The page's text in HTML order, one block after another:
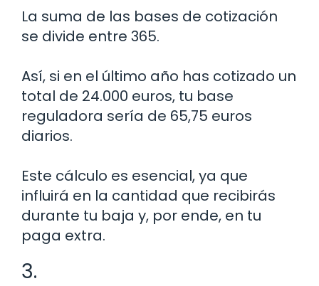
La suma de las bases de cotización
se divide entre 365.
Así, si en el último año has cotizado un
total de 24.000 euros, tu base
reguladora sería de 65,75 euros
diarios.
Este cálculo es esencial, ya que
influirá en la cantidad que recibirás
durante tu baja y, por ende, en tu
paga extra.
3.